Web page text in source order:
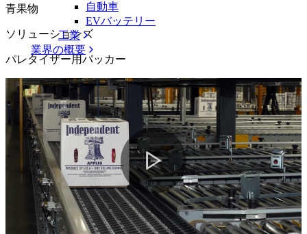
自動車
EVバッテリー
工業
業界の概要
青果物
ソリューションズ
パレタイザー用パッカー